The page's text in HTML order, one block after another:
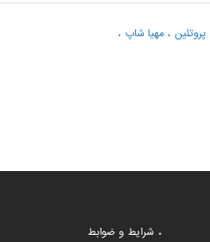
پروتئین ، مهیا شاپ ،
شرایط و ضوابط